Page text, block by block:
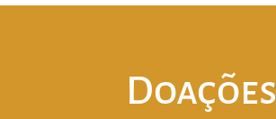
Doações